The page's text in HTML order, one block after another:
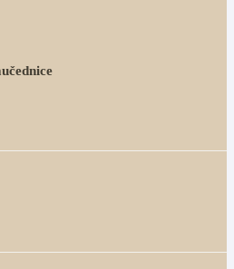
barva